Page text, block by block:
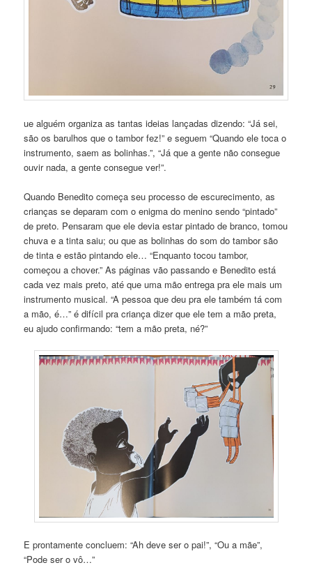
ue alguém organiza as tantas ideias lançadas dizendo: “Já sei,
são os barulhos que o tambor fez!” e seguem “Quando ele toca o
instrumento, saem as bolinhas.”, “Já que a gente não consegue
ouvir nada, a gente consegue ver!”.
Quando Benedito começa seu processo de escurecimento, as
crianças se deparam com o enigma do menino sendo “pintado”
de preto. Pensaram que ele devia estar pintado de branco, tomou
chuva e a tinta saiu; ou que as bolinhas do som do tambor são
de tinta e estão pintando ele… “Enquanto tocou tambor,
começou a chover.” As páginas vão passando e Benedito está
cada vez mais preto, até que uma mão entrega pra ele mais um
instrumento musical. “A pessoa que deu pra ele também tá com
a mão, é…” é difícil pra criança dizer que ele tem a mão preta,
eu ajudo confirmando: “tem a mão preta, né?”
E prontamente concluem: “Ah deve ser o pai!”, “Ou a mãe”,
“Pode ser o vô…”